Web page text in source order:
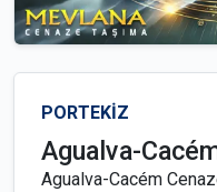
PORTEKİZ
Agualva-
Agualva-Cacém